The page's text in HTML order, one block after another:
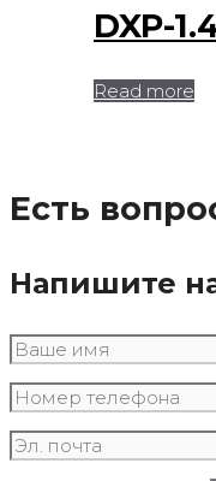
DXP-
Read more
Есть
Напишите